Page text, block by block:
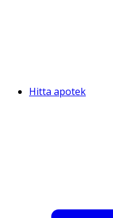
Hitta apotek